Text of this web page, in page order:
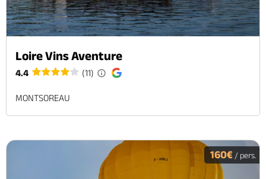
Loire Vins Aventure
4.4 (11)
MONTSOREAU
160€ / pers.